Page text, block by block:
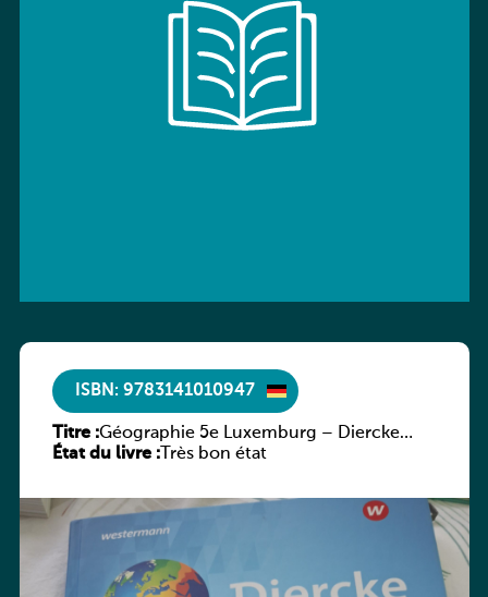
ISBN: 9783141010947
Titre :Géographie 5e Luxemburg – Diercke
Praxis
État du livre :Très bon état